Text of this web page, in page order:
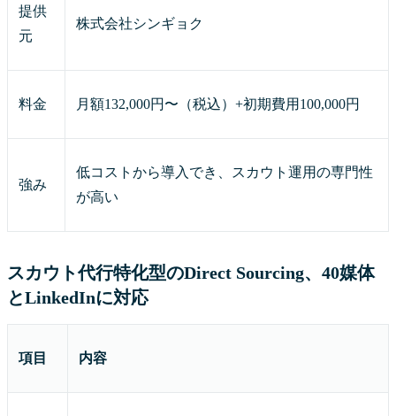
提供
元
株式会社シンギョク
料金 月額132,000円〜（税込）+初期費用100,000円
強み
低コストから導入でき、スカウト運用の専門性
が高い
スカウト代行特化型のDirect Sourcing、40媒体
とLinkedInに対応
項目 内容